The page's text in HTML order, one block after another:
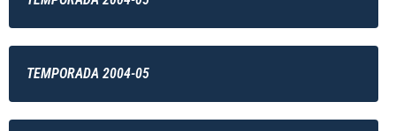
TEMPORADA 2004-05